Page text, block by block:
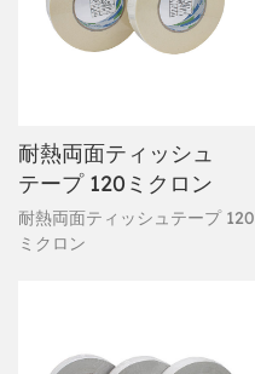
耐熱両面ティッシュ
テープ 120ミクロン
耐熱両面ティッシュテープ 120
ミクロン